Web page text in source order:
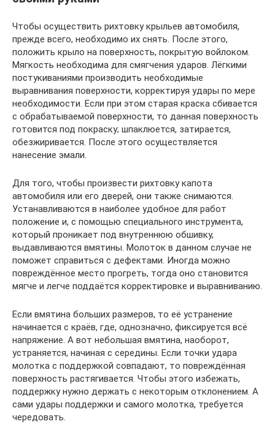
Чтобы осуществить рихтовку крыльев автомобиля,
прежде всего, необходимо их снять. После этого,
положить крыло на поверхность, покрытую войлоком.
Мягкость необходима для смягчения ударов. Лёгкими
постукиваниями производить необходимые
выравнивания поверхности, корректируя удары по мере
необходимости. Если при этом старая краска сбивается
с обрабатываемой поверхности, то данная поверхность
готовится под покраску; шпаклюется, затирается,
обезжиривается. После этого осуществляется
нанесение эмали.
Для того, чтобы произвести рихтовку капота
автомобиля или его дверей, они также снимаются.
Устанавливаются в наиболее удобное для работ
положение и, с помощью специального инструмента,
который проникает под внутреннюю обшивку,
выдавливаются вмятины. Молоток в данном случае не
поможет справиться с дефектами. Иногда можно
повреждённое место прогреть, тогда оно становится
мягче и легче поддаётся корректировке и выравниванию.
Если вмятина больших размеров, то её устранение
начинается с краёв, где, однозначно, фиксируется всё
напряжение. А вот небольшая вмятина, наоборот,
устраняется, начиная с середины. Если точки удара
молотка с поддержкой совпадают, то повреждённая
поверхность растягивается. Чтобы этого избежать,
поддержку нужно держать с некоторым отклонением. А
сами удары поддержки и самого молотка, требуется
чередовать.